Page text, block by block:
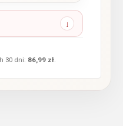
30 dni: 86,99 zł.